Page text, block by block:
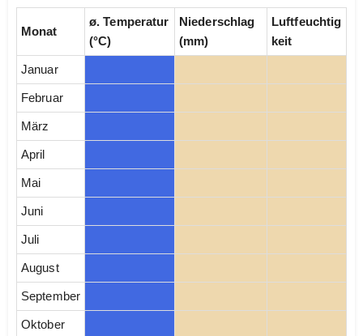
Monat
ø. Temperatur
(°C)
Niederschlag
(mm)
Luftfeuchtig
keit
Januar
Februar
März
April
Mai
Juni
Juli
August
September
Oktober